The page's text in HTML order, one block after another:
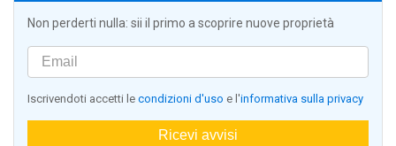
Non perderti nulla: sii il primo a scoprire nuove proprietà
Iscrivendoti accetti le condizioni d'uso e l'informativa sulla privacy
Ricevi avvisi